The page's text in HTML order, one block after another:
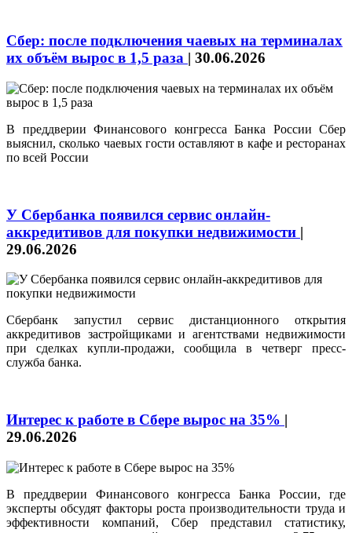
Сбер: после подключения чаевых на терминалах
их объём вырос в 1,5 раза | 30.06.2026
В преддверии Финансового конгресса Банка России Сбер
выяснил, сколько чаевых гости оставляют в кафе и ресторанах
по всей России
У Сбербанка появился сервис онлайн-
аккредитивов для покупки недвижимости |
29.06.2026
Сбербанк запустил сервис дистанционного открытия
аккредитивов застройщиками и агентствами недвижимости
при сделках купли-продажи, сообщила в четверг пресс-
служба банка.
Интерес к работе в Сбере вырос на 35% |
29.06.2026
В преддверии Финансового конгресса Банка России, где
эксперты обсудят факторы роста производительности труда и
эффективности компаний, Сбер представил статистику,